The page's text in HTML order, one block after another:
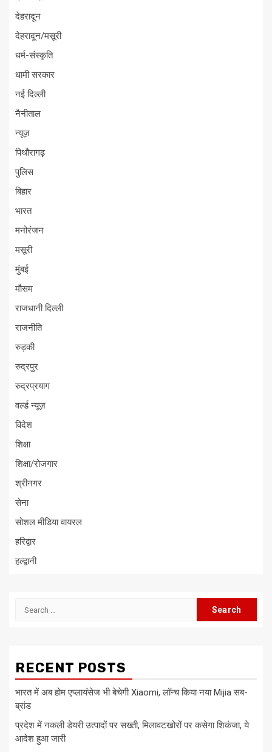
देहरादून
देहरादून/मसूरी
धर्म-संस्कृति
धामी सरकार
नई दिल्ली
नैनीताल
न्यूज़
पिथौरागढ़
पुलिस
बिहार
भारत
मनोरंजन
मसूरी
मुंबई
मौसम
राजधानी दिल्ली
राजनीति
रुड़की
रुद्रपुर
रुद्रप्रयाग
वर्ल्ड न्यूज़
विदेश
शिक्षा
शिक्षा/रोजगार
श्रीनगर
सेना
सोशल मीडिया वायरल
हरिद्वार
हल्द्वानी
Search
RECENT POSTS
भारत में अब होम एप्लायंसेज भी बेचेगी Xiaomi, लॉन्च किया नया Mijia सब-
ब्रांड
प्रदेश में नकली डेयरी उत्पादों पर सख्ती, मिलावटखोरों पर कसेगा शिकंजा, ये
आदेश हुआ जारी